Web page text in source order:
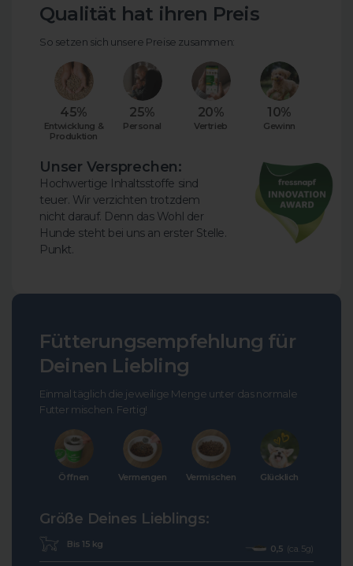
Qualität hat ihren Preis
So setzen sich unsere Preise zusammen:
45%
Entwicklung &
Produktion
25%
Personal
20%
Vertrieb
10%
Gewinn
Unser Versprechen:
Hochwertige Inhaltsstoffe sind
teuer. Wir verzichten trotzdem
nicht darauf. Denn das Wohl der
Hunde steht bei uns an erster Stelle.
Punkt.
Fütterungsempfehlung für
Deinen Liebling
Einmal täglich die jeweilige Menge unter das normale
Futter mischen. Fertig!
Öffnen Vermengen Vermischen Glücklich
Größe Deines Lieblings:
Bis 15 kg 0,5 (ca. 5g)